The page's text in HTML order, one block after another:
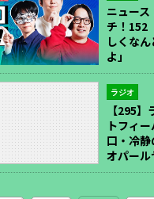
ニュー
チ！152
しくな
よ」
ラジオ
【295
トフィ
口・冷静
オパール